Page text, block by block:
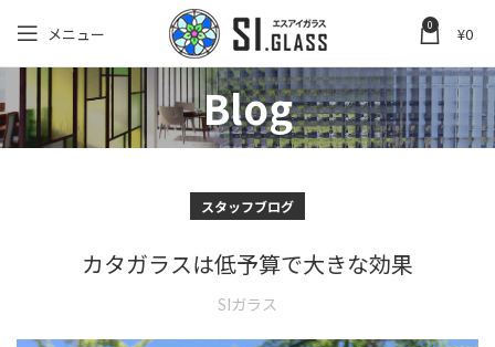
メニュー 0 ¥0
Blog
スタッフブログ
カタガラスは低予算で大きな効果
SIガラス